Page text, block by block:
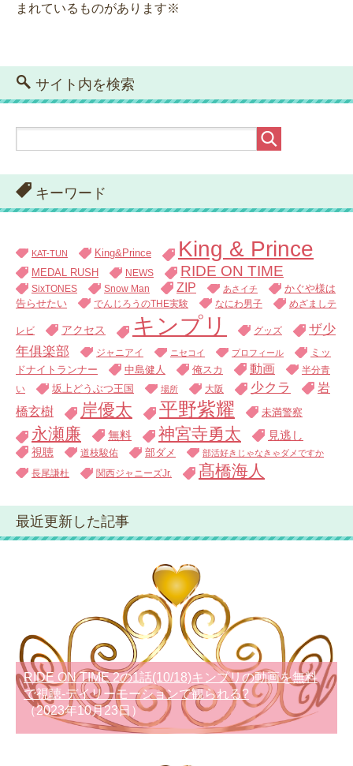
まれているものがあります※
サイト内を検索
キーワード
KAT-TUN King&Prince King & Prince
MEDAL RUSH NEWS RIDE ON TIME
SixTONES Snow Man ZIP あさイチ
かぐや様は
告らせたい
でんじろうのTHE実験 なにわ男子 めざましテ
レビ アクセス キンプリ グッズ
ザ少
年俱楽部
ジャニアイ ニセコイ プロフィール
ミッ
ドナイトランナー
中島健人 俺スカ 動画
半分青
い
坂上どうぶつ王国 場所 大阪 少クラ
岩
橋玄樹
岸優太 平野紫耀 未満警察
永瀬廉 無料 神宮寺勇太
見逃し
視聴
道枝駿佑 部ダメ 部活好きじゃなきゃダメですか
長尾謙杜 関西ジャニーズJr. 髙橋海人
最近更新した記事
RIDE ON TIME 2の1話(10/18)キンプリの動画を無料
で視聴-デイリーモーションで観られる?
（2023年10月23日）